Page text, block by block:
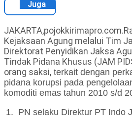
Juga
Kejaksaan Agung melalui Tim
Direktorat Penyidikan Jaksa
Tindak Pidana Khusus (JAM
orang saksi, terkait dengan
pidana korupsi pada
komoditi emas tahun 2010 s/d
1. PN selaku Direktur PT Indo